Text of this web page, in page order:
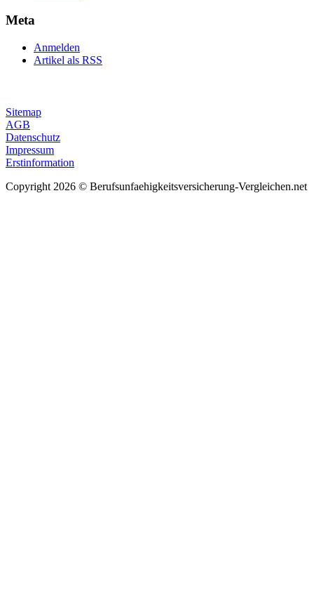
Meta
Anmelden
Artikel als RSS
Sitemap
AGB
Datenschutz
Impressum
Erstinformation
Copyright 2026 © Berufsunfaehigkeitsversicherung-Vergleichen.net